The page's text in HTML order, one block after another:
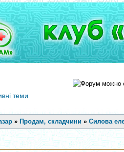
теми
» Продам, складчини » Силова